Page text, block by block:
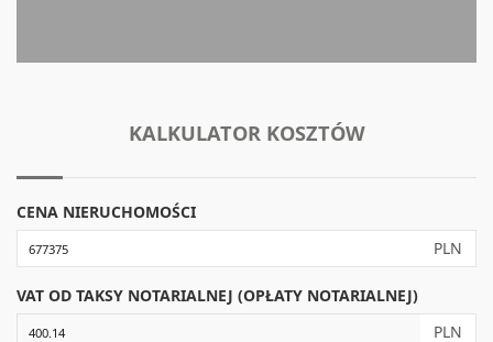
KALKULATOR KOSZTÓW
CENA NIERUCHOMOŚCI
PLN
VAT OD TAKSY NOTARIALNEJ (OPŁATY NOTARIALNEJ)
PLN